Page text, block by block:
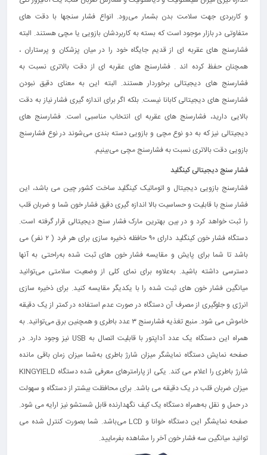
و کاربردی جهت سلامت بدن بشمار می‌رود. انواع فشار سنجها با دقت های
متفاوتی در بازار موجود است که بسته به کاربردشان بازویی یا مچی هستند. البته
فشارسنج های عقربه ای از قدیم جایگاه خود را در میان پزشکان و پرستاران ،
همچنان حفظ کرده اند . فشارسنج های عقربه ای از دقت بالاتری نسبت به
فشارسنج های دیجیتالی برخوردار هستند. البته این به معنای دقیق نبودن
فشارسنج های دیجیتالی کابانا نیست. بلکه اگر برای اندازه گیری فشار نیاز به دقت
بالایی دارید، فشارسنج های عقربه ای انتخاب مناسبی است. فشارسنج های
دیجیتالی نیز که به دو نوع مچی و بازویی دسته بندی می‌شوند در نوع فشارسنج
بازویی دقت بالاتری نسبت به فشارسنج مچی می‌بینیم.
فشار سنج دیجیتالی کینگلید
فشارسنج بازویی دیجیتال و اتوماتیک کینگلید ساخت کشور چین می باشد، این
فشار سنج با قابلیت و حساسیت بالا اندازه گیری دقیق فشار خون شما و ضربان قلب
را ثبت خواهد کرد و در بین بهترین مارک فشار سنج دیجیتالی قرار گرفته است.
دستگاه فشار خون کینگلید دارای ۹۰ حافظه ذخیره سازی برای هر فرد ( ۲ نفر) می
باشد تا شما برای پایش و مقایسه فشار خون های ثبت شده به‌راحتی به آنها
دسترسی داشته باشید. به‌علاوه برای نمای کلی از وضعیت سلامتی می‌توانید
میانگین فشار خون های ثبت شده را با یکدیگر مقایسه کنید. برای ذخیره سازی
انرژی و جلوگیری از مصرف آن دستگاه در صورت عدم استفاده در کمتر از یک دقیقه
خاموش می شود. منبع تغذیه فشارسنج ۳ عدد باطری و همچنین برق می‌توانید. به
همراه این دستگاه یک عدد آداپتور با قابلیت اتصال به USB نیز وجود دارد. در
صفحه نمایش دستگاه نمایشگر میزان شارژ باطری به‌شما میزان زمان باقی مانده
شارژ باطری را اعلام می کند. یکی از پارامترهای معرفی شده دستگاه KINGYIELD
میزان ضربان قلب در یک دقیقه می باشد. برای محافظت بیشتر از دستگاه و سهولت
در حمل و نقل به‌همراه دستگاه یک کیف نگهدارنده قابل شستشو نیز ارایه می شود.
صفحه نمایشگر این دستگاه خوانا و LCD می‌باشد. شما بصورت کنترل شده می
توانید میانگین سه فشار خون آخر را مشاهده بفرمایید.